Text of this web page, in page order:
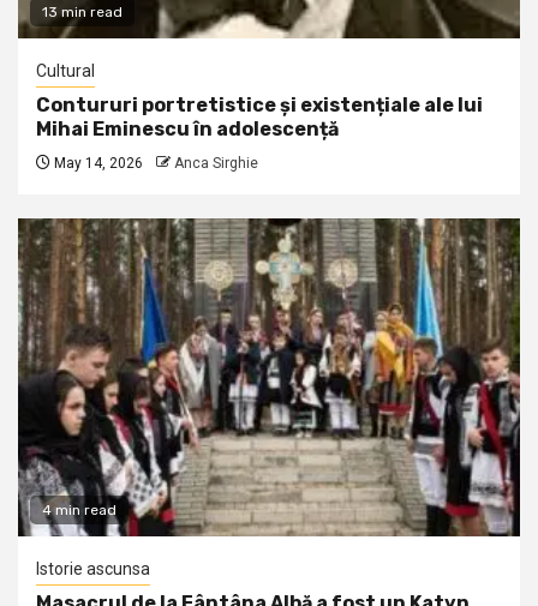
13 min read
Cultural
Contururi portretistice și existențiale ale lui
Mihai Eminescu în adolescență
May 14, 2026 Anca Sirghie
4 min read
Istorie ascunsa